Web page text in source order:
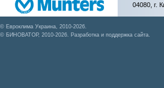
04080, г.
© Евроклима Украина , 2010-2026.
© БИНОВАТОР, 2010-2026. Разработка и поддержка сайта.